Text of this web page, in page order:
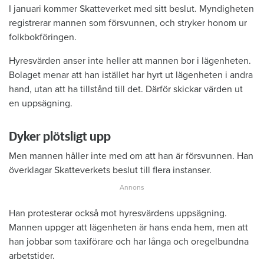
I januari kommer Skatteverket med sitt beslut. Myndigheten
registrerar mannen som försvunnen, och stryker honom ur
folkbokföringen.
Hyresvärden anser inte heller att mannen bor i lägenheten.
Bolaget menar att han istället har hyrt ut lägenheten i andra
hand, utan att ha tillstånd till det. Därför skickar värden ut
en uppsägning.
Dyker plötsligt upp
Men mannen håller inte med om att han är försvunnen. Han
överklagar Skatteverkets beslut till flera instanser.
Han protesterar också mot hyresvärdens uppsägning.
Mannen uppger att lägenheten är hans enda hem, men att
han jobbar som taxiförare och har långa och oregelbundna
arbetstider.